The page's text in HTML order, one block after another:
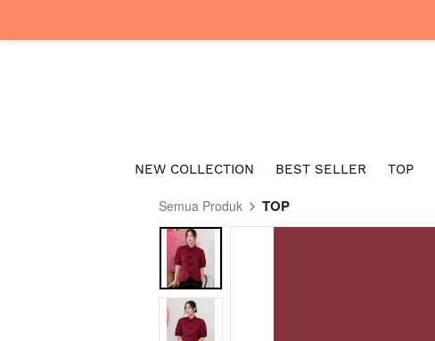
NEW COLLECTION BEST SELLER TOP
Semua Produk TOP